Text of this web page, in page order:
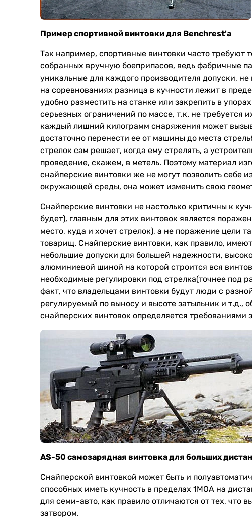
Пример спортивной винтовки для Benchrest'а
Так например, спортивные винтовки часто
собранных вручную боеприпасов, ведь фабричные
уникальные для каждого производителя допуски,
на соревнованиях разница в кучности лежит в
удобно разместить на станке или закрепить в
серьезных ограничений по массе, т.к. не требуется
каждый лишний килограмм снаряжения может
достаточно перенести ее от машины до места
стрелок сам решает, когда ему стрелять, а
проведение, скажем, в метель. Поэтому материал
снайперские винтовки же не могут позволить себе
окружающей среды, она может изменить свою
Снайперские винтовки не настолько критичны к
будет), главным для этих винтовок является
место, куда и хочет стрелок), а не поражение цели
товарищ. Снайперские винтовки, как правило,
небольшие допуски для большей надежности,
алюминиевой шиной на которой строится вся
необходимые регулировки под стрелка(точнее под
факт, что владельцами винтовки будут люди с
регулируемый по выносу и высоте затыльник и т.д.,
снайперских винтовок определяется
AS-50 самозарядная винтовка для больших
Снайперской винтовкой может быть и
способных иметь кучность в пределах 1МОА на
для семи-авто, как правило отличаются от тех,
затвором.